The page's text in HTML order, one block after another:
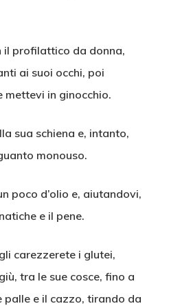
il profilattico da donna,
ai suoi occhi, poi
mettevi in ginocchio.
sua schiena e, intanto,
monouso.
poco d’olio e, aiutandovi,
e il pene.
carezzerete i glutei,
tra le sue cosce, fino a
palle e il cazzo, tirando da